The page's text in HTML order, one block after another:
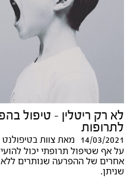
לא רק ריטלין - טיפול
לתרופות
14/03/2021 מאת צוות בטיפולנט
על אף שטיפול תרופתי יכול
אחרים של ההפרעה שנותרים ללא
שניתן.